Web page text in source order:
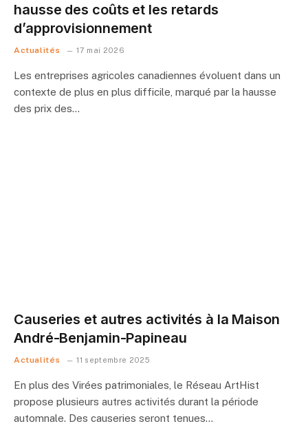
hausse des coûts et les retards
d’approvisionnement
Actualités 17 mai 2026
Les entreprises agricoles canadiennes évoluent dans un
contexte de plus en plus difficile, marqué par la hausse
des prix des…
Causeries et autres activités à la Maison
André-Benjamin-Papineau
Actualités 11 septembre 2025
En plus des Virées patrimoniales, le Réseau ArtHist
propose plusieurs autres activités durant la période
automnale. Des causeries seront tenues…